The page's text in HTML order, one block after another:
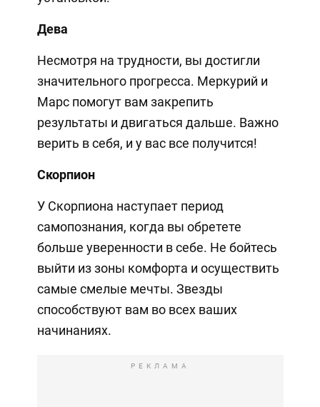
Дева
Несмотря на трудности, вы достигли
значительного прогресса. Меркурий и
Марс помогут вам закрепить
результаты и двигаться дальше. Важно
верить в себя, и у вас все получится!
Скорпион
У Скорпиона наступает период
самопознания, когда вы обретете
больше уверенности в себе. Не бойтесь
выйти из зоны комфорта и осуществить
самые смелые мечты. Звезды
способствуют вам во всех ваших
начинаниях.
РЕКЛАМА